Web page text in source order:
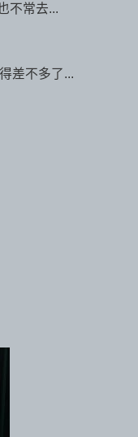
不常去...
差不多了...